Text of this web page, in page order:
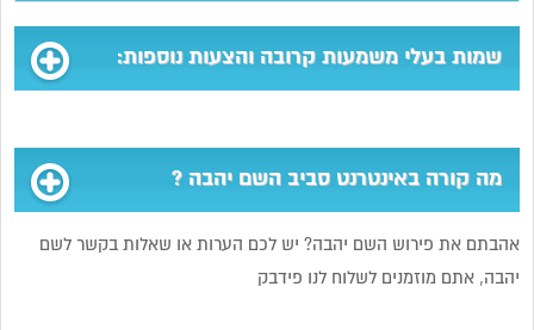
שמות בעלי משמעות קרובה והצעות נוספות:
מה קורה באינטרנט סביב השם יהבה ?
אהבתם את פירוש השם יהבה? יש לכם הערות או שאלות בקשר לשם
יהבה, אתם מוזמנים לשלוח לנו פידבק